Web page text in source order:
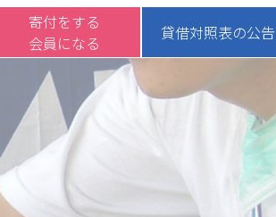
寄付をする
会員になる
貸借対照表の公告